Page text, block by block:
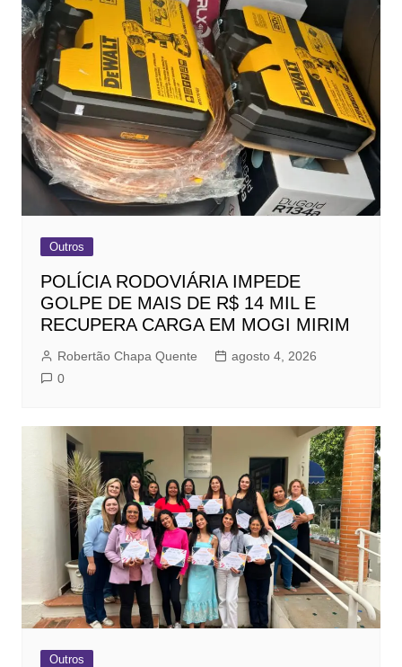
Outros
POLÍCIA RODOVIÁRIA IMPEDE
GOLPE DE MAIS DE R$ 14 MIL E
RECUPERA CARGA EM MOGI MIRIM
Robertão Chapa Quente
agosto 4, 2026
0
Outros